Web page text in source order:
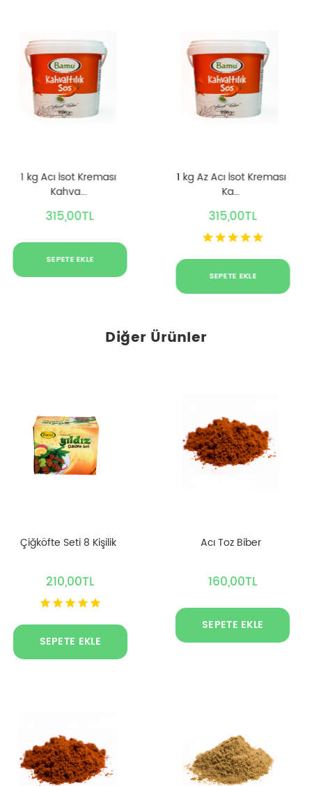
1 kg Acı İsot Kreması
Kahva...
315,00TL
SEPETE EKLE
1 kg Az Acı İsot Kreması
Ka...
315,00TL
SEPETE EKLE
Diğer Ürünler
Çiğköfte Seti 8 Kişilik
210,00TL
SEPETE EKLE
Acı Toz Biber
160,00TL
SEPETE EKLE